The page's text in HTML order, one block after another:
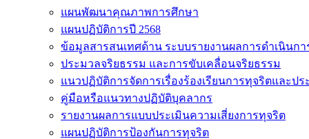
แผนพัฒนาคุณภาพการศึกษา
แผนปฏิบัติการปี 2568
ข้อมูลสารสนเทศด้าน ระบบรายงานผลการดำเนินก
ประมวลจริยธรรม และการขับเคลื่อนจริยธรรม
แนวปฏิบัติการจัดการเรื่องร้องเรียนการทุจริตและป
คู่มือหรือแนวทางปฏิบัติบุคลากร
รายงานผลการแบบประเมินความเสี่ยงการทุจริต
แผนปฏิบัติการป้องกันการทุจริต